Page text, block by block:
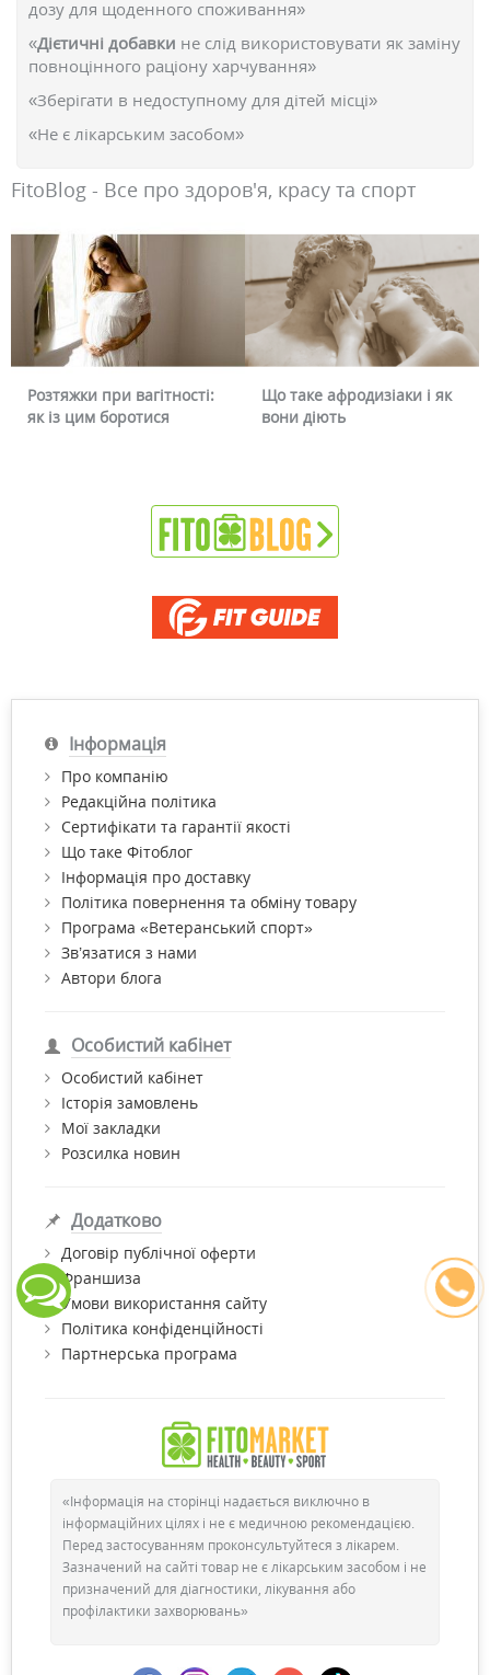
дозу для щоденного споживання»
«Дієтичні добавки не слід використовувати як заміну
повноцінного раціону харчування»
«Зберігати в недоступному для дітей місці»
«Не є лікарським засобом»
FitoBlog - Все про здоров'я, красу та спорт
Розтяжки при вагітності:
як із цим боротися
Що таке афродизіаки і як
вони діють
Інформація
Про компанію
Редакційна політика
Сертифікати та гарантії якості
Що таке Фітоблог
Інформація про доставку
Політика повернення та обміну товару
Програма «Ветеранський спорт»
Зв’язатися з нами
Автори блога
Особистий кабінет
Особистий кабінет
Історія замовлень
Мої закладки
Розсилка новин
Додатково
Договір публічної оферти
Франшиза
Умови використання сайту
Політика конфіденційності
Партнерська програма
«Інформація на сторінці надається виключно в
інформаційних цілях і не є медичною рекомендацією.
Перед застосуванням проконсультуйтеся з лікарем.
Зазначений на сайті товар не є лікарським засобом і не
призначений для діагностики, лікування або
профілактики захворювань»